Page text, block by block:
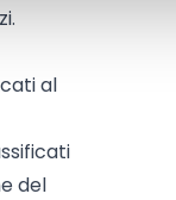
al
del